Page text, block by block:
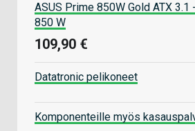
ASUS Prime 850W Gold ATX 3.1
850 W
109,90 €
Datatronic pelikoneet
Komponenteille myös